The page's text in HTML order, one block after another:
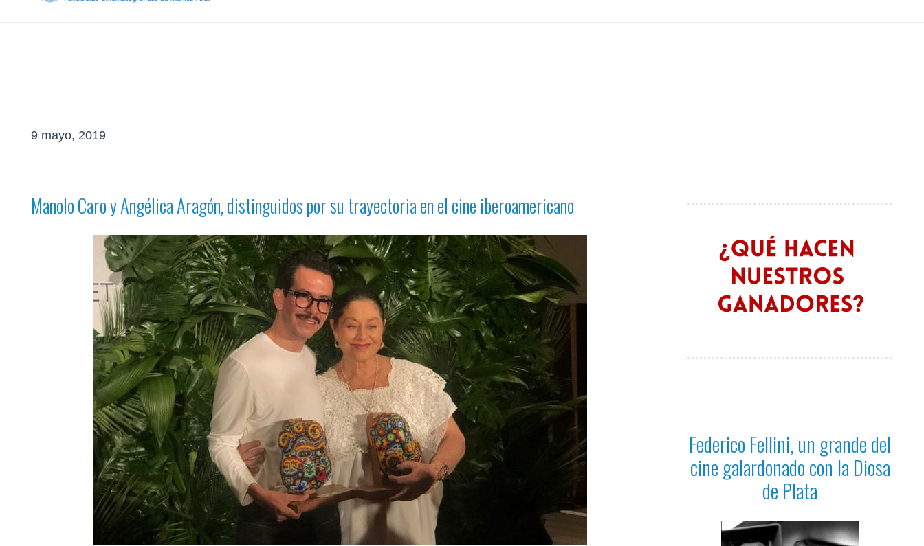
9 mayo, 2019
Manolo Caro y Angélica Aragón, distinguidos por su trayectoria en el cine iberoamericano
Federico Fellini, un grande del
cine galardonado con la Diosa
de Plata